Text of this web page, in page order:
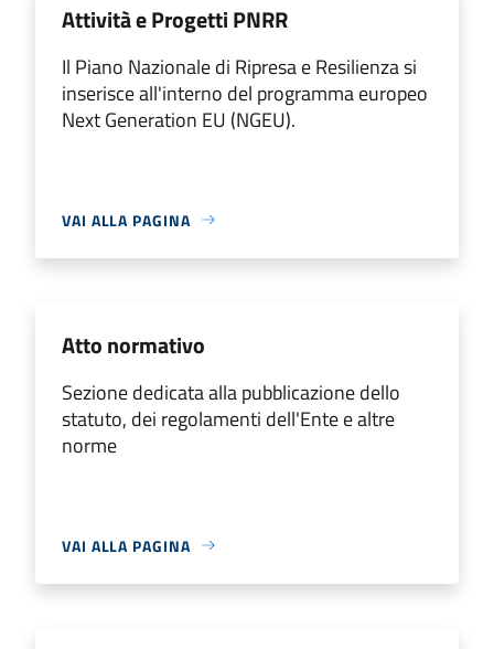
Attività e Progetti PNRR
Il Piano Nazionale di Ripresa e Resilienza si
inserisce all'interno del programma europeo
Next Generation EU (NGEU).
VAI ALLA PAGINA
Atto normativo
Sezione dedicata alla pubblicazione dello
statuto, dei regolamenti dell'Ente e altre
norme
VAI ALLA PAGINA